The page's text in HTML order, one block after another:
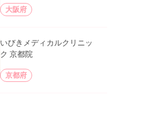
大阪府
いびきメディカルクリニッ
ク 京都院
京都府